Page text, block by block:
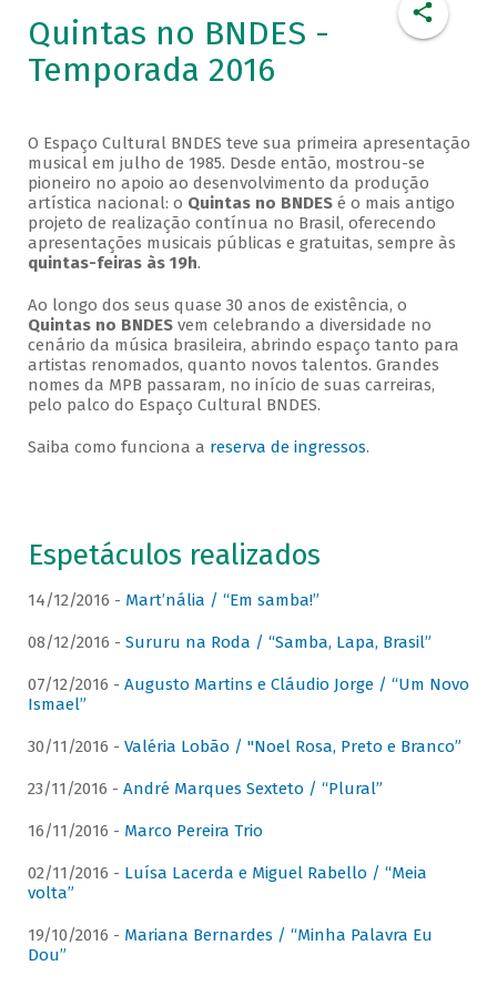
Quintas no BNDES -
Temporada 2016
O Espaço Cultural BNDES teve sua primeira apresentação
musical em julho de 1985. Desde então, mostrou-se
pioneiro no apoio ao desenvolvimento da produção
artística nacional: o Quintas no BNDESé o mais antigo
projeto de realização contínua no Brasil, oferecendo
apresentações musicais públicas e gratuitas, sempre às
quintas-feiras às 19h.
Ao longo dos seus quase 30 anos de existência, o
Quintas no BNDESvem celebrando a diversidade no
cenário da música brasileira, abrindo espaço tanto para
artistas renomados, quanto novos talentos. Grandes
nomes da MPB passaram, no início de suas carreiras,
pelo palco do Espaço Cultural BNDES.
Saiba como funciona a reserva de ingressos.
Espetáculos realizados
14/12/2016 - Mart’nália / “Em samba!”
08/12/2016 - Sururu na Roda / “Samba, Lapa, Brasil”
07/12/2016 - Augusto Martins e Cláudio Jorge / “Um Novo
Ismael”
30/11/2016 - Valéria Lobão / "Noel Rosa, Preto e Branco”
23/11/2016 - André Marques Sexteto / “Plural”
16/11/2016 - Marco Pereira Trio
02/11/2016 - Luísa Lacerda e Miguel Rabello / “Meia
volta”
19/10/2016 - Mariana Bernardes / “Minha Palavra Eu
Dou”